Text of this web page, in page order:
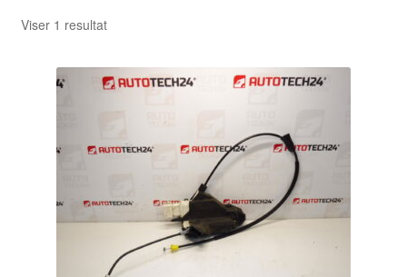
Klageprocedure
Kontakte
Levering
Min Konto
Viser 1 resultat